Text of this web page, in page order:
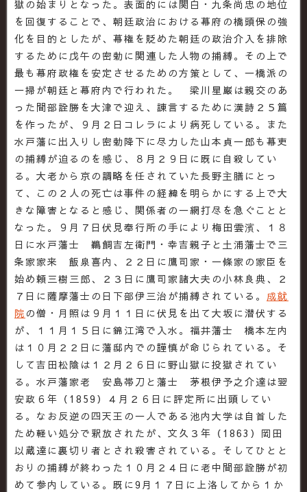
獄の始まりとなった。表面的には関白・九条尚忠の地位
を回復することで、朝廷政治における幕府の橋頭保の強
化を目的としたが、幕権を貶めた朝廷の政治介入を排除
するために戊午の密勅に関連した人物の捕縛。その上で
最も幕府政権を安定させるための方策として、一橋派の
一掃が朝廷と幕府内で行われた。 梁川星巌は親交のあ
った間部詮勝を大津で迎え、諌言するために漢詩２５篇
を作ったが、９月２日コレラにより病死している。また
水戸藩に出入りし密勅降下に尽力した山本貞一郎も幕吏
の捕縛が迫るのを感じ、８月２９日に既に自殺してい
る。大老から京の調略を任されていた長野主膳にとっ
て、この２人の死亡は事件の経緯を明らかにする上で大
きな障害となると感じ、関係者の一網打尽を急ぐことと
なった。９月７日伏見奉行所の手により梅田雲濱、１８
日に水戸藩士 鵜飼吉左衛門・幸吉親子と土浦藩士で三
条家家来 飯泉喜内、２２日に鷹司家・一條家の家臣を
始め頼三樹三郎、２３日に鷹司家諸大夫の小林良典、２
７日に薩摩藩士の日下部伊三治が捕縛されている。 成就
院 の僧・月照は９月１１日に伏見を出て大坂に潜伏する
が、１１月１５日に錦江湾で入水。福井藩士 橋本左内
は１０月２２日に藩邸内での謹慎が命じられている。そ
して吉田松陰は１２月２６日に野山獄に投獄されてい
る。水戸藩家老 安島帯刀と藩士 茅根伊予之介達は翌
安政６年（1859）４月２６日に評定所に出頭してい
る。なお反逆の四天王の一人である池内大学は自首した
ため軽い処分で釈放されたが、文久３年（1863）岡田
以蔵達に裏切り者とされ殺害されている。そしてひとと
おりの捕縛が終わった１０月２４日に老中間部詮勝が初
めて参内している。既に9月１７日に上洛してから１か